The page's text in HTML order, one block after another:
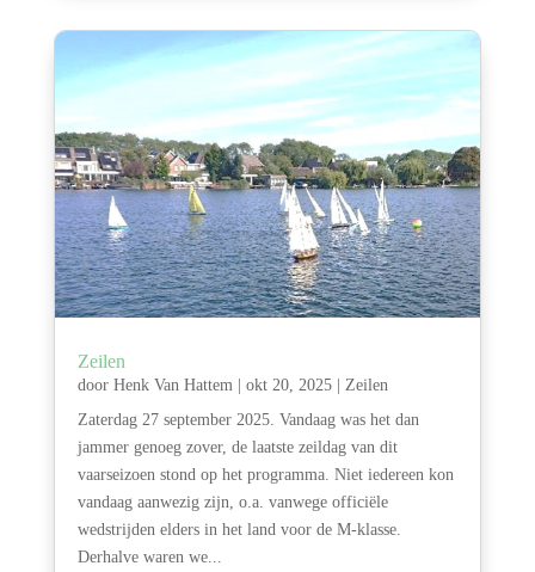
Zeilen
door Henk Van Hattem | okt 20, 2025| Zeilen
Zaterdag 27 september 2025. Vandaag was het dan
jammer genoeg zover, de laatste zeildag van dit
vaarseizoen stond op het programma. Niet iedereen kon
vandaag aanwezig zijn, o.a. vanwege officiële
wedstrijden elders in het land voor de M-klasse.
Derhalve waren we...